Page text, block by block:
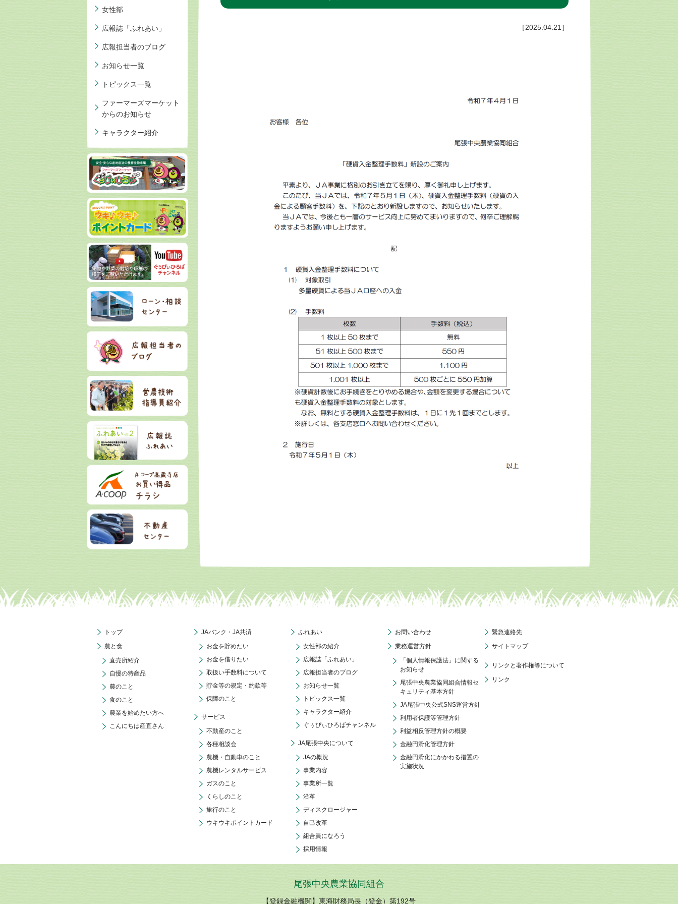
［2025.04.21］
女性部
広報誌「ふれあい」
広報担当者のブログ
お知らせ一覧
トピックス一覧
ファーマーズマーケット
からのお知らせ
キャラクター紹介
トップ
農と食
直売所紹介
自慢の特産品
農のこと
食のこと
農業を始めたい方へ
こんにちは産直さん
JAバンク・JA共済
お金を貯めたい
お金を借りたい
取扱い手数料について
貯金等の規定・約款等
保障のこと
サービス
不動産のこと
各種相談会
農機・自動車のこと
農機レンタルサービス
ガスのこと
くらしのこと
旅行のこと
ウキウキポイントカード
ふれあい
女性部の紹介
広報誌「ふれあい」
広報担当者のブログ
お知らせ一覧
トピックス一覧
キャラクター紹介
ぐぅぴぃひろばチャンネル
JA尾張中央について
JAの概況
事業内容
事業所一覧
沿革
ディスクロージャー
自己改革
組合員になろう
採用情報
お問い合わせ
業務運営方針
「個人情報保護法」に関する
お知らせ
尾張中央農業協同組合情報セ
キュリティ基本方針
JA尾張中央公式SNS運営方針
利用者保護等管理方針
利益相反管理方針の概要
金融円滑化管理方針
金融円滑化にかかわる措置の
実施状況
緊急連絡先
サイトマップ
リンクと著作権等について
リンク
尾張中央農業協同組合
【登録金融機関】東海財務局長（登金）第192号